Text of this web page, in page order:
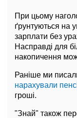
При цьому
ґрунтуються на
зарплати без
Насправді для
накопичення
Раніше ми
нарахували
гроші.
"Знай" також